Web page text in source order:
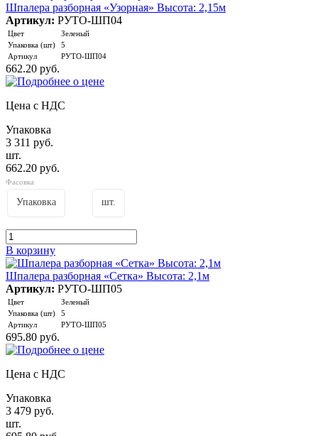
Шпалера разборная «Узорная» Высота: 2,15м
Артикул: РУТО-ШП04
Цвет
Зеленый
Упаковка (шт)
5
Артикул
РУТО-ШП04
662.20 руб.
Цена с НДС
Упаковка
3 311 руб.
шт.
662.20 руб.
Фасовка
Упаковка шт.
В корзину
Шпалера разборная «Сетка» Высота: 2,1м
Артикул: РУТО-ШП05
Цвет
Зеленый
Упаковка (шт)
5
Артикул
РУТО-ШП05
695.80 руб.
Цена с НДС
Упаковка
3 479 руб.
шт.